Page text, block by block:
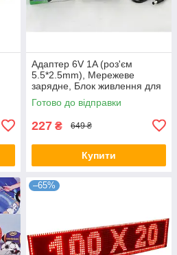
Адаптер 6V 1A (роз'єм
5.5*2.5mm), Мережеве
зарядне, Блок живлення для
пристроїв
Готово до відправки
227 ₴ 649 ₴
Купити
–65%